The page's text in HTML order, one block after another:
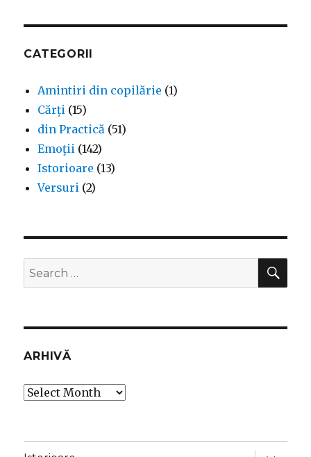
CATEGORII
Amintiri din copilărie (1)
Cărți (15)
din Practică (51)
Emoţii (142)
Istorioare (13)
Versuri (2)
Search
for:
ARHIVĂ
Arhivă